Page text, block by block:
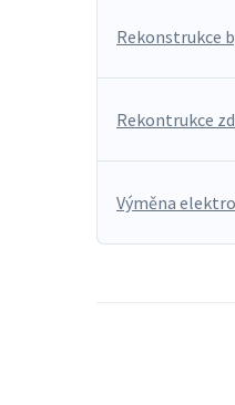
Rekonstrukce
Rekontrukce
Výměna